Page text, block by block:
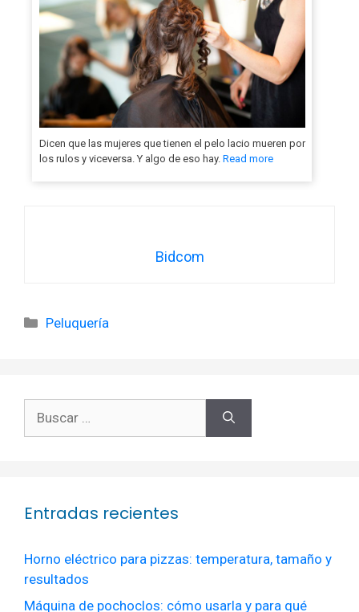
Dicen que las mujeres que tienen el pelo lacio mueren por
los rulos y viceversa. Y algo de eso hay. Read more
Bidcom
Categorías
Peluquería
Entradas recientes
Horno eléctrico para pizzas: temperatura, tamaño y
resultados
Máquina de pochoclos: cómo usarla y para qué